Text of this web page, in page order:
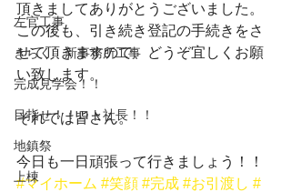
左官工事
きらく 新事務所工事
完成見学会！！
目指せ！！ロト社長！！
地鎮祭
上棟
頂きましてありがとうございました。
この後も、引き続き登記の手続きをさ
せて頂きますので、どうぞ宜しくお願
い致します。
それでは皆さん。
今日も一日頑張って行きましょう！！
#マイホーム #笑顔 #完成 #お引渡し #